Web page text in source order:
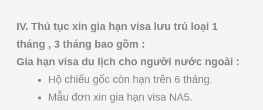
IV. Thủ tục xin gia hạn visa lưu trú loại 1
tháng , 3 tháng bao gồm :
Gia hạn visa du lịch cho người nước ngoài :
Hộ chiếu gốc còn hạn trên 6 tháng.
Mẫu đơn xin gia hạn visa NA5.